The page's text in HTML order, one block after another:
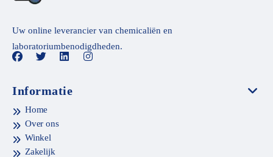
Uw online leverancier van chemicaliën en
laboratoriumbenodigdheden.
Informatie
Home
Over ons
Winkel
Zakelijk